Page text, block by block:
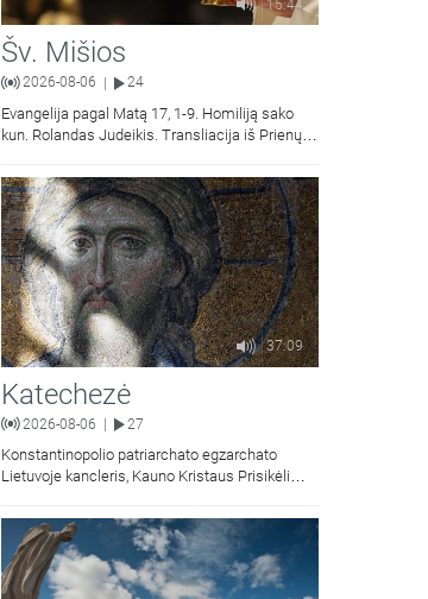
15:44
Šv. Mišios
2026-08-06 24
Evangelija pagal Matą 17, 1-9. Homiliją sako
kun. Rolandas Judeikis. Transliacija iš Prienų
37:09
Katechezė
2026-08-06 27
Konstantinopolio patriarchato egzarchato
Lietuvoje kancleris, Kauno Kristaus Prisikėlimo
kunigas Vitalijus Mockus pasakoja apie
Kristaus Atsimainymo šventę.